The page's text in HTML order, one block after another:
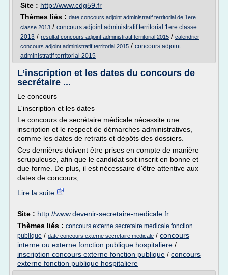
Site : http://www.cdg59.fr
Thèmes liés : date concours adjoint administratif territorial de 1ere
classe 2013 / concours adjoint administratif territorial 1ere classe
2013 / resultat concours adjoint administratif territorial 2015 / calendrier
concours adjoint administratif territorial 2015 / concours adjoint
administratif territorial 2015
L’inscription et les dates du concours de
secrétaire ...
Le concours
L'inscription et les dates
Le concours de secrétaire médicale nécessite une
inscription et le respect de démarches administratives,
comme les dates de retraits et dépôts des dossiers.
Ces dernières doivent être prises en compte de manière
scrupuleuse, afin que le candidat soit inscrit en bonne et
due forme. De plus, il est nécessaire d'être attentive aux
dates de concours,...
Lire la suite
Site : http://www.devenir-secretaire-medicale.fr
Thèmes liés : concours externe secretaire medicale fonction
publique / date concours externe secretaire medicale / concours
interne ou externe fonction publique hospitaliere /
inscription concours externe fonction publique / concours
externe fonction publique hospitaliere